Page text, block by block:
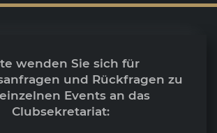
wenden Sie sich für
und Rückfragen zu
Events an das
Clubsekretariat: